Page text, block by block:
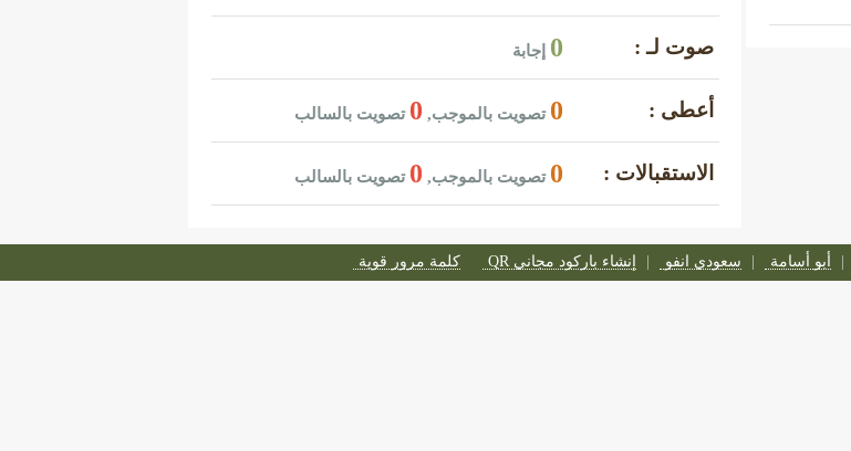
صوت لـ : 0 إجابة
أعطى : 0 تصويت بالموجب, 0 تصويت بالسالب
الاستقبالات : 0 تصويت بالموجب, 0 تصويت بالسالب
أبو أسامة سعودي انفو إنشاء باركود مجاني QR كلمة مرور قوية